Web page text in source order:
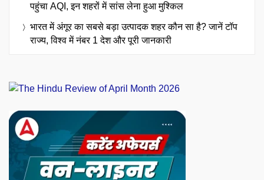
पहुंचा AQI, इन शहरों में सांस लेना हुआ मुश्किल
भारत में अंगूर का सबसे बड़ा उत्पादक शहर कौन सा है? जानें टॉप
राज्य, विश्व में नंबर 1 देश और पूरी जानकारी